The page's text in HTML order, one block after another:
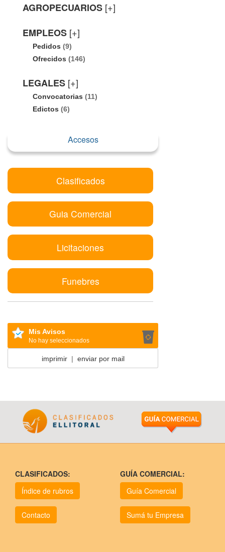
AGROPECUARIOS [+]
EMPLEOS [+]
Pedidos (9)
Ofrecidos (146)
LEGALES [+]
Convocatorias (11)
Edictos (6)
Accesos
Clasificados
Guia Comercial
Licitaciones
Funebres
Mis Avisos
No hay seleccionados
imprimir| enviar por mail
CLASIFICADOS:
Índice de rubros
Contacto
GUÍA COMERCIAL:
Guía Comercial
Sumá tu Empresa